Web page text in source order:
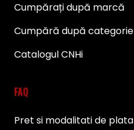
Cumpărați după marcă
Cumpără după categorie
Catalogul CNHi
FAQ
Pret si modalitati de plata